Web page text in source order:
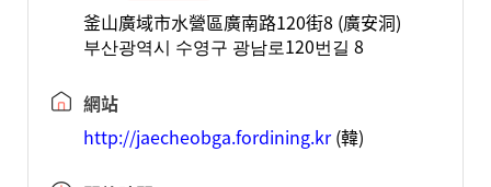
釜山廣域市水營區廣南路120街8 (廣安洞)
부산광역시 수영구 광남로120번길 8
網站
http://jaecheobga.fordining.kr(韓)